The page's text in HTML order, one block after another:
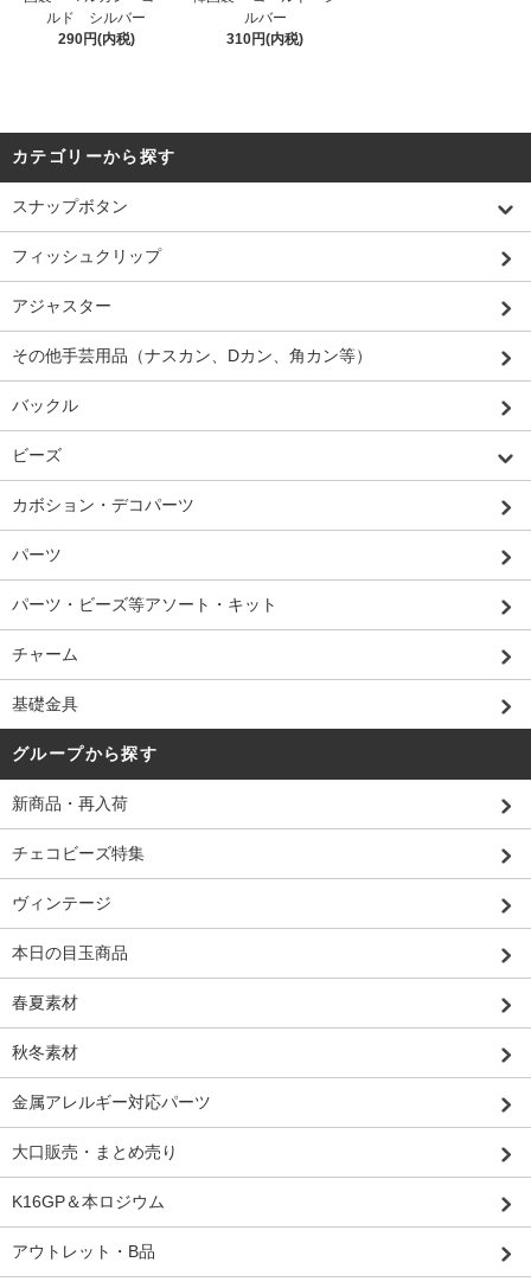
ルド シルバー
290円(内税)
ルバー
310円(内税)
カテゴリーから探す
スナップボタン
フィッシュクリップ
アジャスター
その他手芸用品（ナスカン、Dカン、角カン等）
バックル
ビーズ
カボション・デコパーツ
パーツ
パーツ・ビーズ等アソート・キット
チャーム
基礎金具
グループから探す
新商品・再入荷
チェコビーズ特集
ヴィンテージ
本日の目玉商品
春夏素材
秋冬素材
金属アレルギー対応パーツ
大口販売・まとめ売り
K16GP＆本ロジウム
アウトレット・B品